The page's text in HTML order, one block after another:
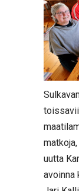
uutta
avoinna